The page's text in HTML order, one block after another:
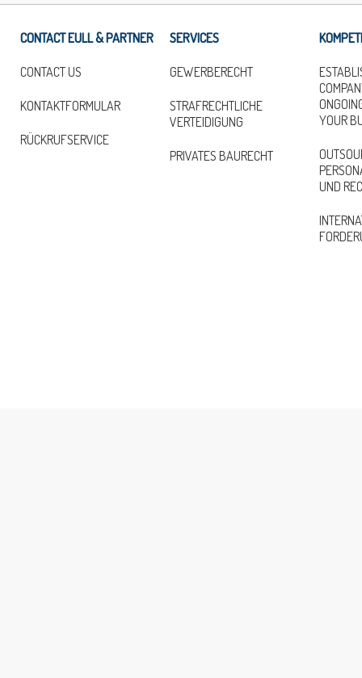
CONTACT EULL & PARTNER
CONTACT US
KONTAKTFORMULAR
RÜCKRUFSERVICE
SERVICES
GEWERBERECHT
STRAFRECHTLICHE
VERTEIDIGUNG
PRIVATES BAURECHT
YOUR
UND